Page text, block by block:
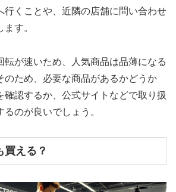
行くことや、近隣の店舗に問い合わせ
す。
転が速いため、人気商品は品薄になる
のため、必要な商品があるかどうか
確認するか、公式サイトなどで取り扱
のが良いでしょう。
買える？